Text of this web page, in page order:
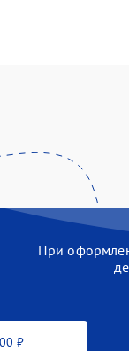
При
₽